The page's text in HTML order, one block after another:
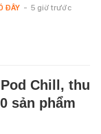
ĐÂY - 5 giờ trước
Chill, thu
sản phẩm